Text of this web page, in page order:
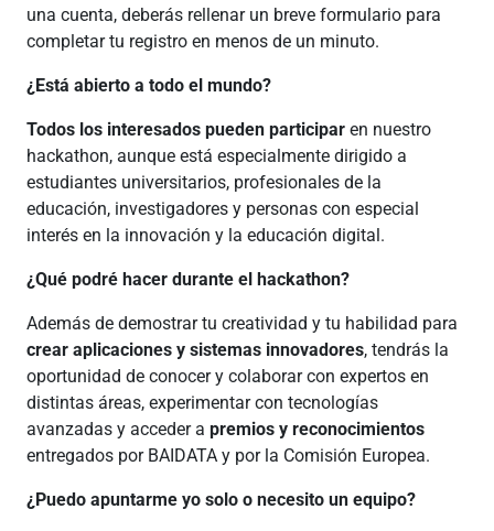
una cuenta, deberás rellenar un breve formulario para
completar tu registro en menos de un minuto.
¿Está abierto a todo el mundo?
Todos los interesados pueden participar en nuestro
hackathon, aunque está especialmente dirigido a
estudiantes universitarios, profesionales de la
educación, investigadores y personas con especial
interés en la innovación y la educación digital.
¿Qué podré hacer durante el hackathon?
Además de demostrar tu creatividad y tu habilidad para
crear aplicaciones y sistemas innovadores, tendrás la
oportunidad de conocer y colaborar con expertos en
distintas áreas, experimentar con tecnologías
avanzadas y acceder a premios y reconocimientos
entregados por BAIDATA y por la Comisión Europea.
¿Puedo apuntarme yo solo o necesito un equipo?